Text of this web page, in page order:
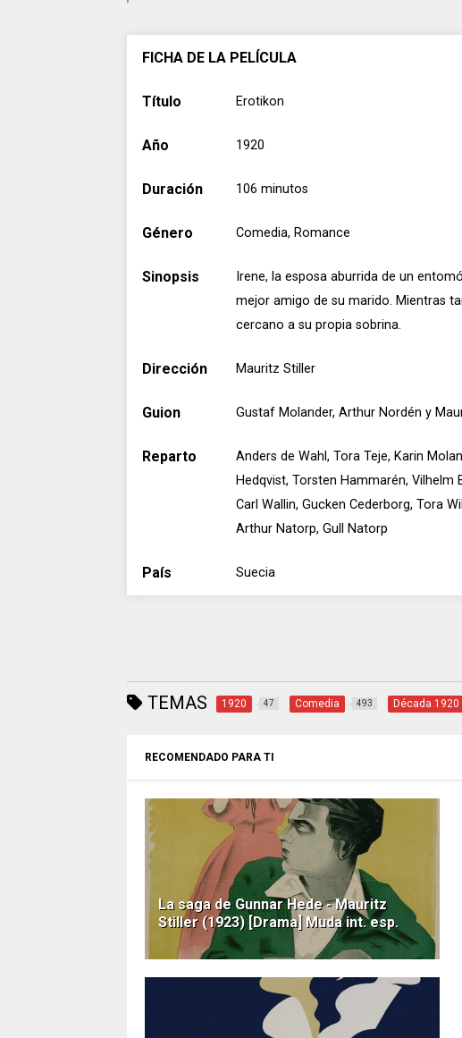
FICHA DE LA PELÍCULA
Título Erotikon
Año 1920
Duración 106 minutos
Género Comedia, Romance
Sinopsis
Irene, la esposa aburrida de un
mejor amigo de su marido. Mientras
cercano a su propia sobrina.
Dirección Mauritz Stiller
Guion Gustaf Molander, Arthur Nordén y
Reparto
Anders de Wahl, Tora Teje, Karin
Hedqvist, Torsten Hammarén, Vilhelm
Carl Wallin, Gucken Cederborg, Tora
Arthur Natorp, Gull Natorp
País Suecia
TEMAS 1920 47 Comedia 493 Década 1920
RECOMENDADO PARA TI
La saga de Gunnar Hede - Mauritz
Stiller (1923) [Drama] Muda int. esp.